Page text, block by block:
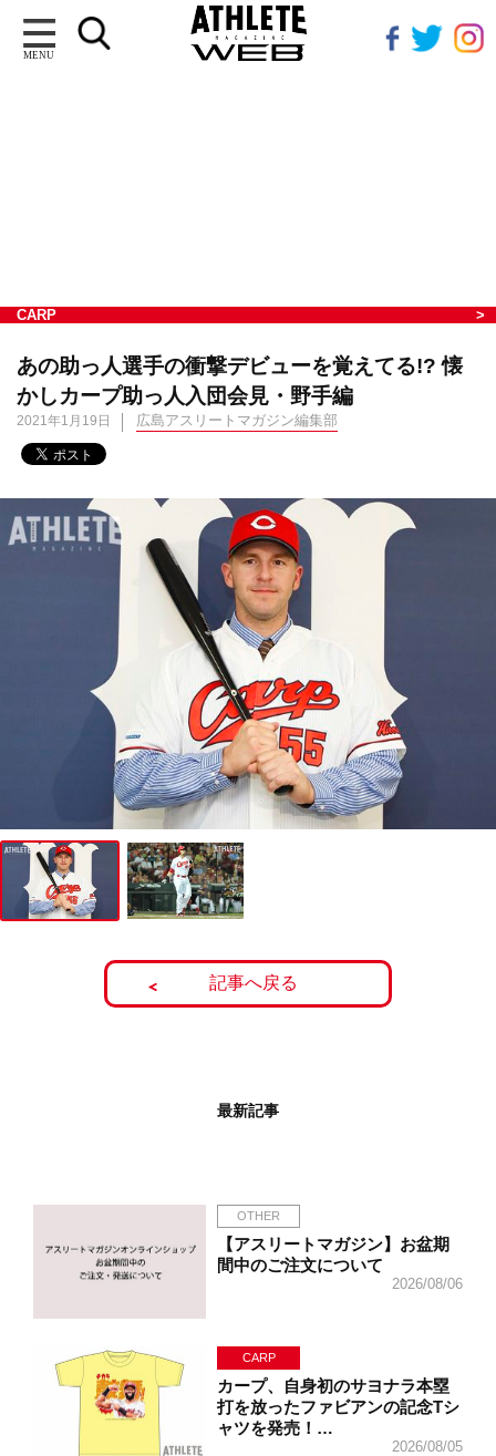
MENU
CARP
あの助っ人選手の衝撃デビューを覚えてる!? 懐
かしカープ助っ人入団会見・野手編
2021年1月19日 広島アスリートマガジン編集部
記事へ戻る
最新記事
OTHER
【アスリートマガジン】お盆期
間中のご注文について
2026/08/06
CARP
カープ、自身初のサヨナラ本塁
打を放ったファビアンの記念Tシ
ャツを発売！…
2026/08/05